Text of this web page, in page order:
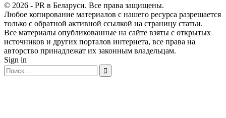
© 2026 - PR в Беларуси. Все права защищены.
Любое копирование материалов с нашего ресурса разрешается
только с обратной активной ссылкой на страницу статьи.
Все материалы опубликованные на сайте взяты с открытых
источников и других порталов интернета, все права на
авторство принадлежат их законным владельцам.
Sign in